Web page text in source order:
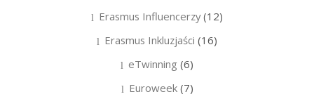
Erasmus Influencerzy(12)
Erasmus Inkluzjaści (16)
eTwinning (6)
Euroweek(7)